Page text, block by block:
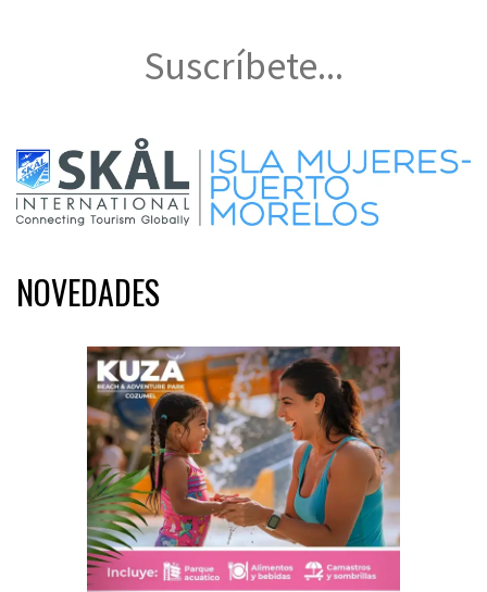
Suscríbete...
NOVEDADES